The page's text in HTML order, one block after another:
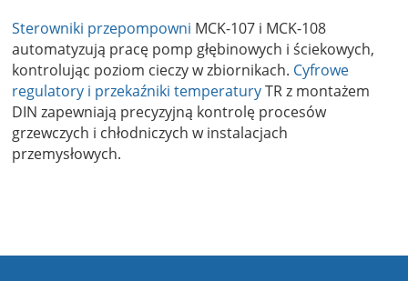
Sterowniki przepompowni MCK-107 i MCK-108
automatyzują pracę pomp głębinowych i ściekowych,
kontrolując poziom cieczy w zbiornikach. Cyfrowe
regulatory i przekaźniki temperaturyTR z montażem
DIN zapewniają precyzyjną kontrolę procesów
grzewczych i chłodniczych w instalacjach
przemysłowych.